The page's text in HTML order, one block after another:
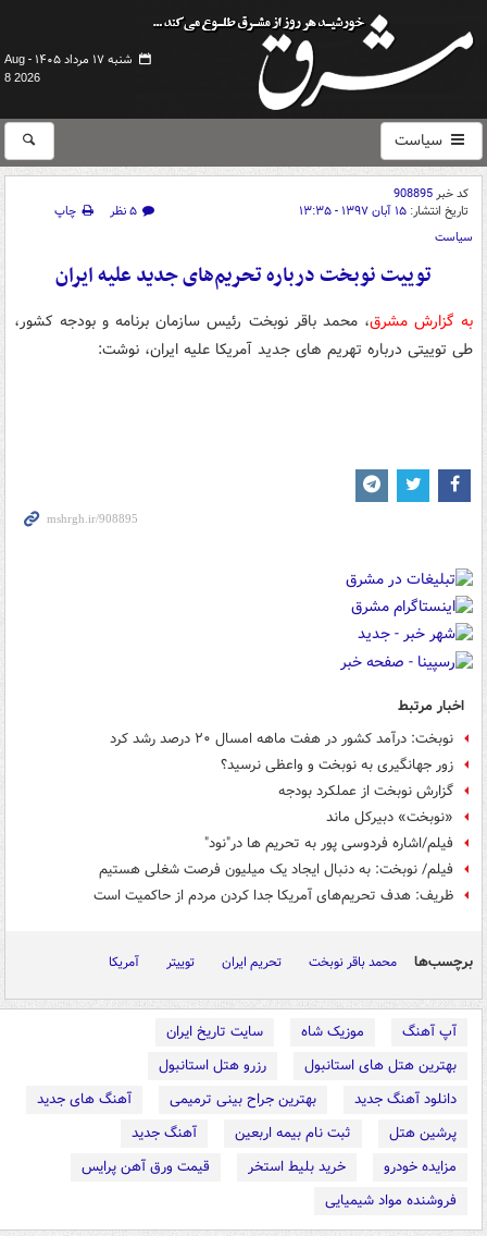
شنبه ۱۷ مرداد ۱۴۰۵ -
Aug
8 2026
سیاست
کد خبر908895
تاریخ انتشار: ۱۵ آبان ۱۳۹۷ - ۱۳:۳۵ ۵ نظر
چاپ
سیاست
توییت نوبخت درباره تحریم‌های جدید علیه ایران
به گزارش مشرق، محمد باقر نوبخت رئیس سازمان برنامه و بودجه کشور،
طی توییتی درباره تهریم های جدید آمریکا علیه ایران، نوشت:
اخبار مرتبط
نوبخت: درآمد کشور در هفت ماهه امسال ۲۰ درصد رشد کرد
زور جهانگیری به نوبخت و واعظی نرسید؟
گزارش نوبخت از عملکرد بودجه
«نوبخت» دبیرکل ماند
فیلم/اشاره فردوسی پور به تحریم ها در"نود"
فیلم/ نوبخت: به دنبال ایجاد یک میلیون فرصت شغلی هستیم
ظریف: هدف تحریم‌های آمریکا جدا کردن مردم از حاکمیت است
برچسب‌ها محمد باقر نوبخت تحریم ایران توییتر آمریکا
آپ آهنگ موزیک شاه
سایت تاریخ ایران
بهترین هتل های استانبول
رزرو هتل استانبول
دانلود آهنگ جدید
بهترین جراح بینی ترمیمی
آهنگ های جدید
پرشین هتل
ثبت نام بیمه اربعین
آهنگ جدید
مزایده خودرو
خرید بلیط استخر
قیمت ورق آهن پرایس
فروشنده مواد شیمیایی